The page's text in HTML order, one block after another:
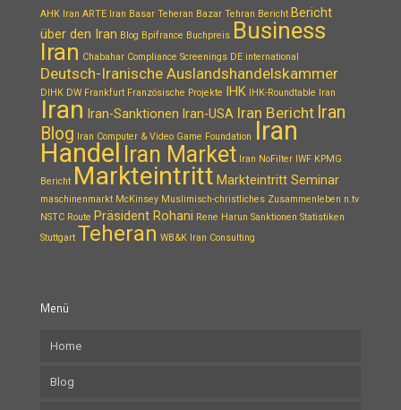
AHK Iran ARTE Iran Basar Teheran Bazar Tehran Bericht Bericht
über den Iran Blog Bpifrance Buchpreis Business
Iran Chabahar Compliance Screenings DE international
Deutsch-Iranische Auslandshandelskammer
DIHK DW Frankfurt Französische Projekte IHK IHK-Roundtable Iran
Iran Iran-Sanktionen Iran-USA Iran Bericht Iran
Blog
Iran Computer & Video Game Foundation Iran
Handel Iran Market Iran NoFilter IWF KPMG
Bericht Markteintritt Markteintritt Seminar
maschinenmarkt McKinsey Muslimisch-christliches Zusammenleben n.tv
NSTC Route Präsident Rohani Rene Harun Sanktionen Statistiken
Stuttgart Teheran WB&K Iran Consulting
Menü
Home
Blog